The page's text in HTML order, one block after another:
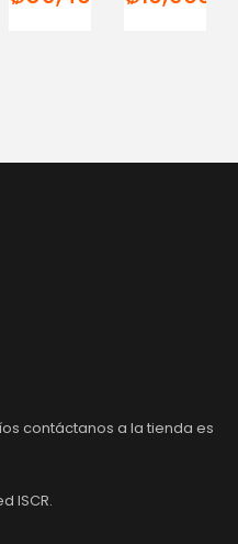
contáctanos a la tienda es
ISCR.